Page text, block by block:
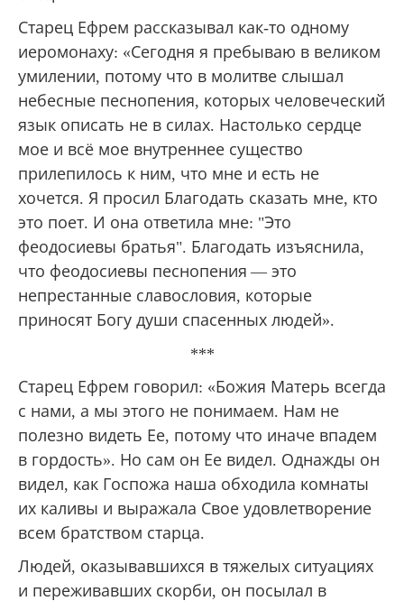
Старец Ефрем рассказывал как-то одному
иеромонаху: «Сегодня я пребываю в великом
умилении, потому что в молитве слышал
небесные песнопения, которых человеческий
язык описать не в силах. Настолько сердце
мое и всё мое внутреннее существо
прилепилось к ним, что мне и есть не
хочется. Я просил Благодать сказать мне, кто
это поет. И она ответила мне: "Это
феодосиевы братья". Благодать изъяснила,
что феодосиевы песнопения — это
непрестанные славословия, которые
приносят Богу души спасенных людей».
***
Старец Ефрем говорил: «Божия Матерь всегда
с нами, а мы этого не понимаем. Нам не
полезно видеть Ее, потому что иначе впадем
в гордость». Но сам он Ее видел. Однажды он
видел, как Госпожа наша обходила комнаты
их каливы и выражала Свое удовлетворение
всем братством старца.
Людей, оказывавшихся в тяжелых ситуациях
и переживавших скорби, он посылал в